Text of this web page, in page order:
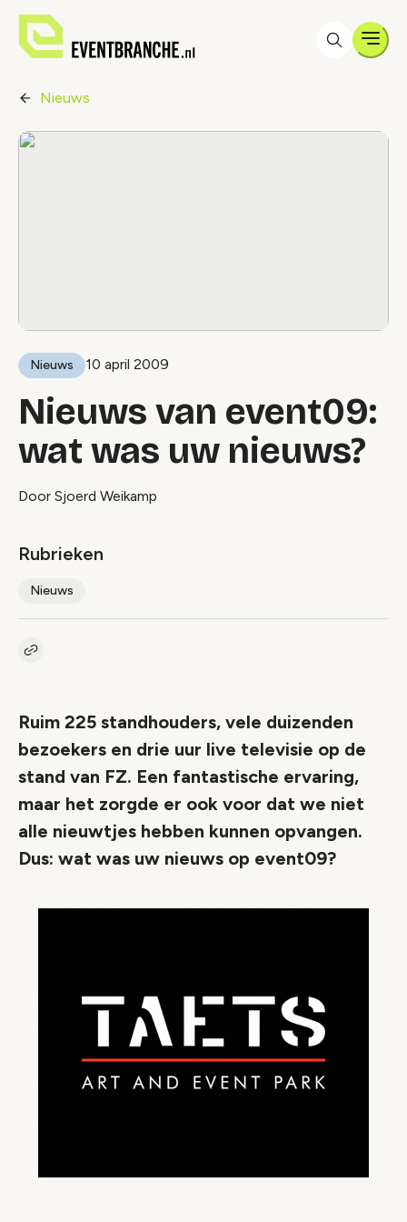
Nieuws
Nieuws 10 april 2009
Nieuws van event09:
wat was uw nieuws?
Door Sjoerd Weikamp
Rubrieken
Nieuws
Kopieer link naar artikel
Ruim 225 standhouders, vele duizenden
bezoekers en drie uur live televisie op de
stand van FZ. Een fantastische ervaring,
maar het zorgde er ook voor dat we niet
alle nieuwtjes hebben kunnen opvangen.
Dus: wat was uw nieuws op event09?